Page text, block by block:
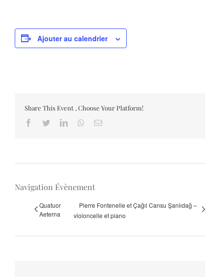
Ajouter au calendrier
Share This Event , Choose Your Platform!
Facebook
TwitterLinkedInWhatsapp
Email
Navigation Évènement
Quatuor
Aeterna
Pierre Fontenelle et Çağıl Cansu Şanlıdağ –
violoncelle et piano